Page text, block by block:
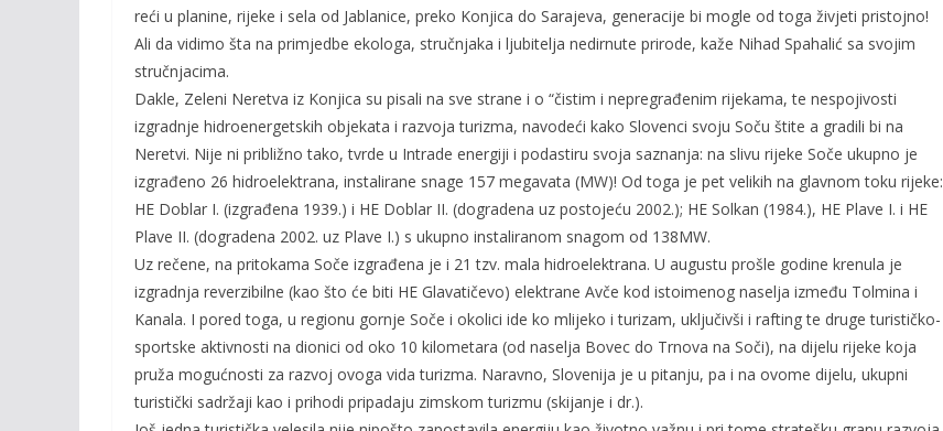
reći u planine, rijeke i sela od Jablanice, preko Konjica do Sarajeva, generacije bi mogle od toga živjeti pristojno!
Ali da vidimo šta na primjedbe ekologa, stručnjaka i ljubitelja nedirnute prirode, kaže Nihad Spahalić sa svojim
stručnjacima.
Dakle, Zeleni Neretva iz Konjica su pisali na sve strane i o “čistim i nepregrađenim rijekama, te nespojivosti
izgradnje hidroenergetskih objekata i razvoja turizma, navodeći kako Slovenci svoju Soču štite a gradili bi na
Neretvi. Nije ni približno tako, tvrde u Intrade energiji i podastiru svoja saznanja: na slivu rijeke Soče ukupno je
izgrađeno 26 hidroelektrana, instalirane snage 157 megavata (MW)! Od toga je pet velikih na glavnom toku rijeke:
HE Doblar I. (izgrađena 1939.) i HE Doblar II. (dogradena uz postojeću 2002.); HE Solkan (1984.), HE Plave I. i HE
Plave II. (dogradena 2002. uz Plave I.) s ukupno instaliranom snagom od 138MW.
Uz rečene, na pritokama Soče izgrađena je i 21 tzv. mala hidroelektrana. U augustu prošle godine krenula je
izgradnja reverzibilne (kao što će biti HE Glavatičevo) elektrane Avče kod istoimenog naselja između Tolmina i
Kanala. I pored toga, u regionu gornje Soče i okolici ide ko mlijeko i turizam, uključivši i rafting te druge turističko-
sportske aktivnosti na dionici od oko 10 kilometara (od naselja Bovec do Trnova na Soči), na dijelu rijeke koja
pruža mogućnosti za razvoj ovoga vida turizma. Naravno, Slovenija je u pitanju, pa i na ovome dijelu, ukupni
turistički sadržaji kao i prihodi pripadaju zimskom turizmu (skijanje i dr.).